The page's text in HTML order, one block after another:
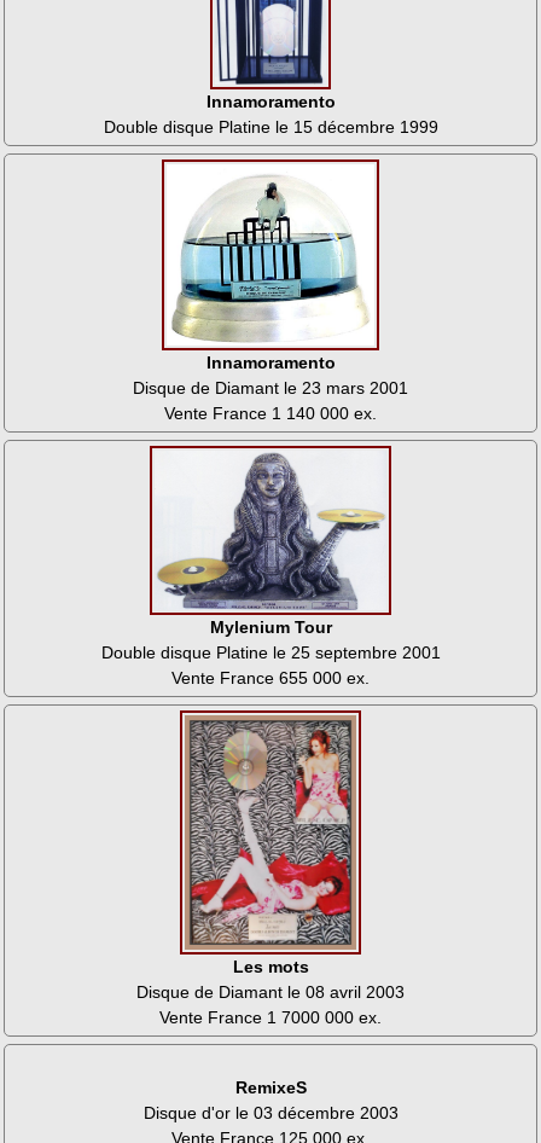
Innamoramento
Double disque Platine le 15 décembre 1999
Innamoramento
Disque de Diamant le 23 mars 2001
Vente France 1 140 000 ex.
Mylenium Tour
Double disque Platine le 25 septembre 2001
Vente France 655 000 ex.
Les mots
Disque de Diamant le 08 avril 2003
Vente France 1 7000 000 ex.
RemixeS
Disque d'or le 03 décembre 2003
Vente France 125 000 ex.